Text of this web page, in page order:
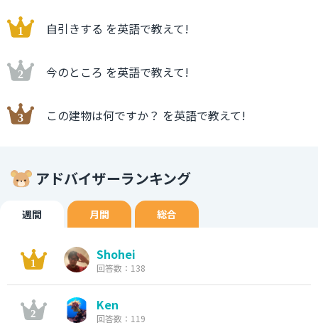
自引きする を英語で教えて!
今のところ を英語で教えて!
この建物は何ですか？ を英語で教えて!
アドバイザーランキング
週間 月間 総合
Shohei
回答数：138
Ken
回答数：119